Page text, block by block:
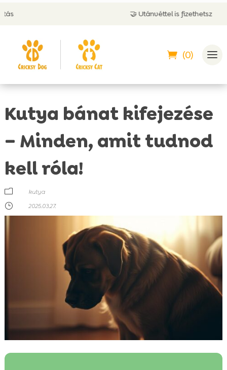
🤝 Utánvéttel is fizethetsz
(0)
Kutya bánat kifejezése
– Minden, amit tudnod
kell róla!
m
kutya
}
2025.03.27.